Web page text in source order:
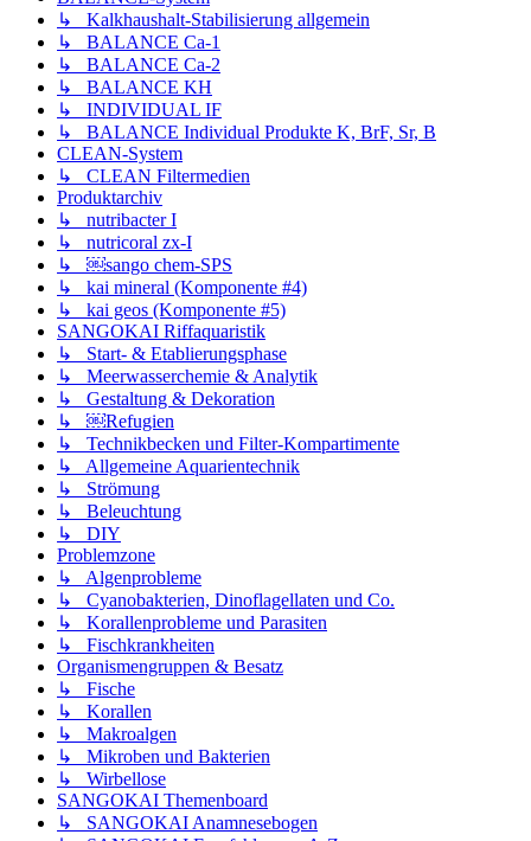
↳ Kalkhaushalt-Stabilisierung allgemein
↳ BALANCE Ca-1
↳ BALANCE Ca-2
↳ BALANCE KH
↳ INDIVIDUAL IF
↳ BALANCE Individual Produkte K, BrF, Sr, B
CLEAN-System
↳ CLEAN Filtermedien
Produktarchiv
↳ nutribacter I
↳ nutricoral zx-I
↳ ￼sango chem-SPS
↳ kai mineral (Komponente #4)
↳ kai geos (Komponente #5)
SANGOKAI Riffaquaristik
↳ Start- & Etablierungsphase
↳ Meerwasserchemie & Analytik
↳ Gestaltung & Dekoration
↳ ￼Refugien
↳ Technikbecken und Filter-Kompartimente
↳ Allgemeine Aquarientechnik
↳ Strömung
↳ Beleuchtung
↳ DIY
Problemzone
↳ Algenprobleme
↳ Cyanobakterien, Dinoflagellaten und Co.
↳ Korallenprobleme und Parasiten
↳ Fischkrankheiten
Organismengruppen & Besatz
↳ Fische
↳ Korallen
↳ Makroalgen
↳ Mikroben und Bakterien
↳ Wirbellose
SANGOKAI Themenboard
↳ SANGOKAI Anamnesebogen